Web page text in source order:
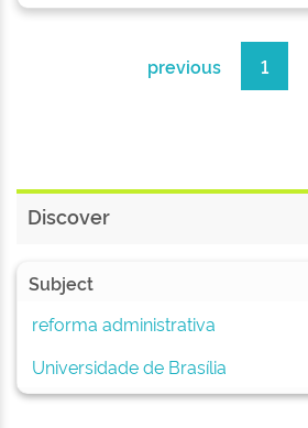
previous 1
Discover
Subject
reforma administrativa
Universidade de Brasília